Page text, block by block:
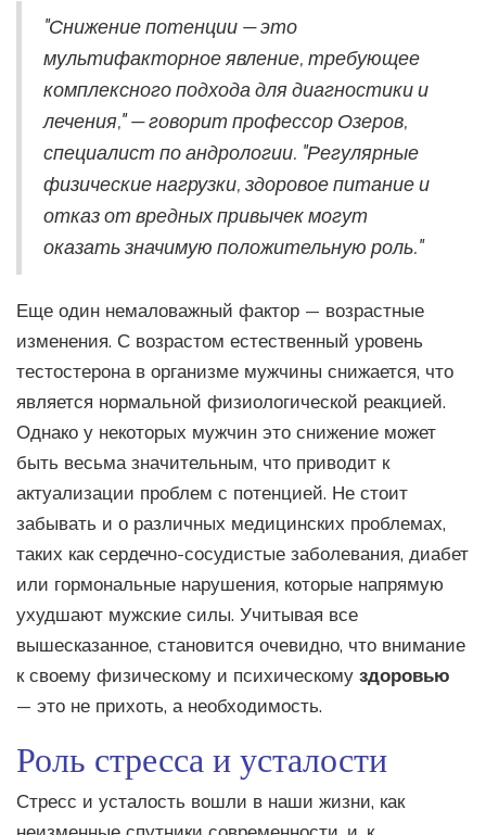
"Снижение потенции — это
мультифакторное явление, требующее
комплексного подхода для диагностики и
лечения," — говорит профессор Озеров,
специалист по андрологии. "Регулярные
физические нагрузки, здоровое питание и
отказ от вредных привычек могут
оказать значимую положительную роль."
Еще один немаловажный фактор — возрастные
изменения. С возрастом естественный уровень
тестостерона в организме мужчины снижается, что
является нормальной физиологической реакцией.
Однако у некоторых мужчин это снижение может
быть весьма значительным, что приводит к
актуализации проблем с потенцией. Не стоит
забывать и о различных медицинских проблемах,
таких как сердечно-сосудистые заболевания, диабет
или гормональные нарушения, которые напрямую
ухудшают мужские силы. Учитывая все
вышесказанное, становится очевидно, что внимание
к своему физическому и психическому здоровью
— это не прихоть, а необходимость.
Роль стресса и усталости
Стресс и усталость вошли в наши жизни, как